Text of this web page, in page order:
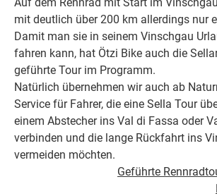
mit deutlich über 200 km allerdings nur
Damit man sie in seinem Vinschgau
fahren kann, hat Ötzi Bike auch die
geführte Tour im Programm.
Natürlich übernehmen wir auch ab
Service für Fahrer, die eine Sella Tour
einem Abstecher ins Val di Fassa oder
verbinden und die lange Rückfahrt ins
vermeiden möchten.
Geführte